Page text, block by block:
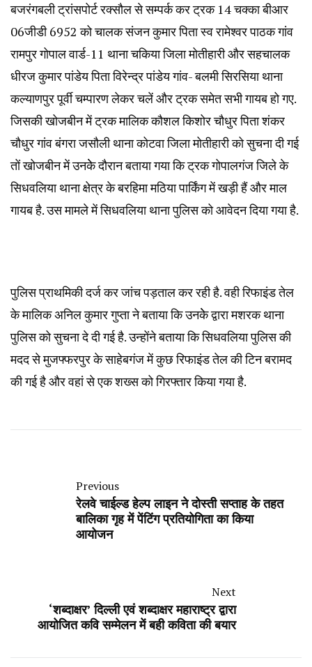
बजरंगबली ट्रांसपोर्ट रक्सौल से सम्पर्क कर ट्रक 14 चक्का बीआर
06जीडी 6952 को चालक संजन कुमार पिता स्व रामेश्वर पाठक गांव
रामपुर गोपाल वार्ड-11 थाना चकिया जिला मोतीहारी और सहचालक
धीरज कुमार पांडेय पिता विरेन्द्र पांडेय गांव- बलमी सिरसिया थाना
कल्याणपुर पूर्वी चम्पारण लेकर चलें और ट्रक समेत सभी गायब हो गए.
जिसकी खोजबीन में ट्रक मालिक कौशल किशोर चौधुर पिता शंकर
चौधुर गांव बंगरा जसौली थाना कोटवा जिला मोतीहारी को सुचना दी गई
तों खोजबीन में उनकेे दौरान बताया गया कि ट्रक गोपालगंज जिले के
सिधवलिया थाना क्षेत्र के बरहिमा मठिया पार्किंग में खड़ी हैं और माल
गायब है. उस मामले में सिधवलिया थाना पुलिस को आवेदन दिया गया है.
पुलिस प्राथमिकी दर्ज कर जांच पड़ताल कर रही है. वही रिफाइंड तेल
के मालिक अनिल कुमार गुप्ता ने बताया कि उनकेे द्वारा मशरक थाना
पुलिस को सुचना दे दी गई है. उन्होंने बताया कि सिधवलिया पुलिस की
मदद से मुजफ्फरपुर के साहेबगंज में कुछ रिफाइंड तेल की टिन बरामद
की गई है और वहां से एक शख्स को गिरफ्तार किया गया है.
Previous
रेलवे चाईल्ड हेल्प लाइन ने दोस्ती सप्ताह के तहत
बालिका गृह में पेंटिंग प्रतियोगिता का किया
आयोजन
Next
‘शब्दाक्षर’ दिल्ली एवं शब्दाक्षर महाराष्ट्र द्वारा
आयोजित कवि सम्मेलन में बही कविता की बयार